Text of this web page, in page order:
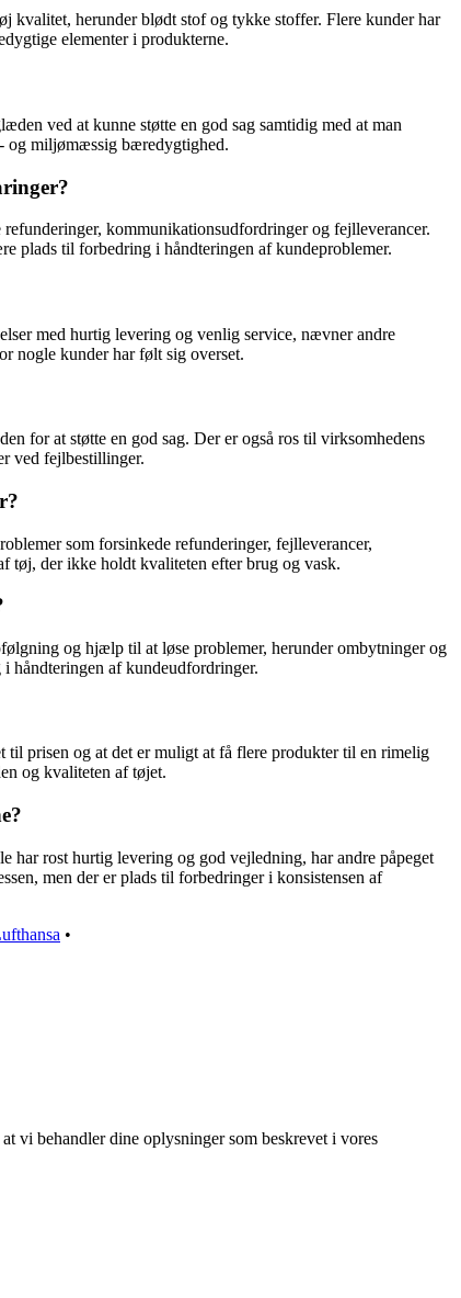
kvalitet, herunder blødt stof og tykke stoffer. Flere kunder har
elementer i produkterne.
ved at kunne støtte en god sag samtidig med at man
og miljømæssig bæredygtighed.
kommunikationsudfordringer og fejlleverancer.
plads til forbedring i håndteringen af kundeproblemer.
med hurtig levering og venlig service, nævner andre
nogle kunder har følt sig overset.
for at støtte en god sag. Der er også ros til virksomhedens
ved fejlbestillinger.
som forsinkede refunderinger, fejlleverancer,
tøj, der ikke holdt kvaliteten efter brug og vask.
og hjælp til at løse problemer, herunder ombytninger og
håndteringen af kundeudfordringer.
prisen og at det er muligt at få flere produkter til en rimelig
og kvaliteten af tøjet.
har rost hurtig levering og god vejledning, har andre påpeget
men der er plads til forbedringer i konsistensen af
•
vi behandler dine oplysninger som beskrevet i vores